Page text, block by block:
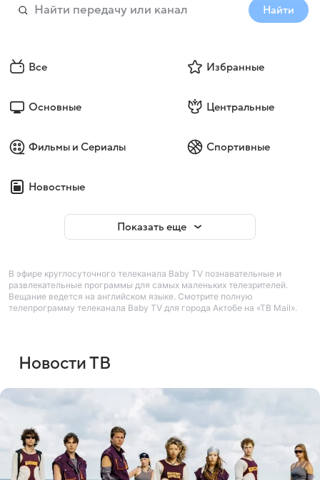
Найти
Все Избранные
Основные Центральные
Фильмы и Сериалы Спортивные
Новостные
Показать еще
В эфире круглосуточного телеканала Baby TV познавательные и
развлекательные программы для самых маленьких телезрителей.
Вещание ведется на английском языке. Смотрите полную
телепрограмму телеканала Baby TV для города Актобе на «ТВ Mail».
Новости ТВ